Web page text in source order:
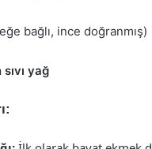
bağlı, ince doğranmış)
yağ